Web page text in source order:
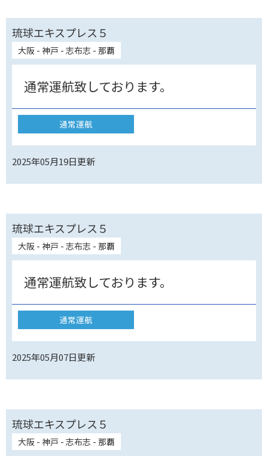
琉球エキスプレス５
大阪 - 神戸 - 志布志 - 那覇
通常運航致しております。
通常運航
2025年05月19日更新
琉球エキスプレス５
大阪 - 神戸 - 志布志 - 那覇
通常運航致しております。
通常運航
2025年05月07日更新
琉球エキスプレス５
大阪 - 神戸 - 志布志 - 那覇